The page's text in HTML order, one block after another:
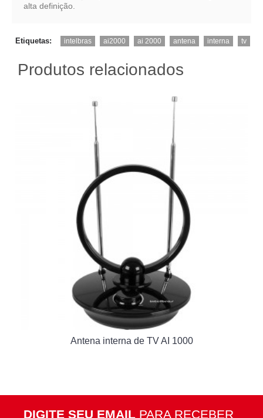
alta definição.
Etiquetas: intelbras ai2000 ai 2000 antena interna tv
Produtos relacionados
Antena interna de TV AI 1000
DIGITE SEU EMAIL PARA RECEBER